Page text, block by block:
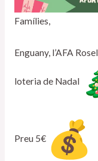
Famílies,
Enguany, l’AFA
loteria de Nadal
Preu 5€